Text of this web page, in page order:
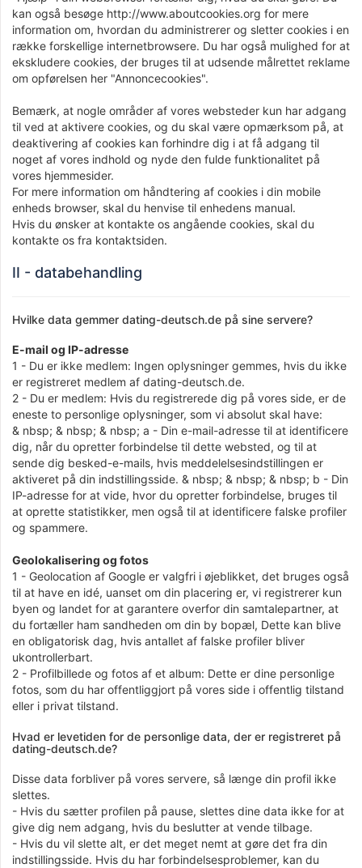
kan også besøge http://www.aboutcookies.org for mere
information om, hvordan du administrerer og sletter cookies i en
række forskellige internetbrowsere. Du har også mulighed for at
ekskludere cookies, der bruges til at udsende målrettet reklame
om opførelsen her "Annoncecookies".
Bemærk, at nogle områder af vores websteder kun har adgang
til ved at aktivere cookies, og du skal være opmærksom på, at
deaktivering af cookies kan forhindre dig i at få adgang til
noget af vores indhold og nyde den fulde funktionalitet på
vores hjemmesider.
For mere information om håndtering af cookies i din mobile
enheds browser, skal du henvise til enhedens manual.
Hvis du ønsker at kontakte os angående cookies, skal du
kontakte os fra kontaktsiden.
II - databehandling
Hvilke data gemmer dating-deutsch.de på sine servere?
E-mail og IP-adresse
1 - Du er ikke medlem: Ingen oplysninger gemmes, hvis du ikke
er registreret medlem af dating-deutsch.de.
2 - Du er medlem: Hvis du registrerede dig på vores side, er de
eneste to personlige oplysninger, som vi absolut skal have:
& nbsp; & nbsp; & nbsp; a - Din e-mail-adresse til at identificere
dig, når du opretter forbindelse til dette websted, og til at
sende dig besked-e-mails, hvis meddelelsesindstillingen er
aktiveret på din indstillingsside. & nbsp; & nbsp; & nbsp; b - Din
IP-adresse for at vide, hvor du opretter forbindelse, bruges til
at oprette statistikker, men også til at identificere falske profiler
og spammere.
Geolokalisering og fotos
1 - Geolocation af Google er valgfri i øjeblikket, det bruges også
til at have en idé, uanset om din placering er, vi registrerer kun
byen og landet for at garantere overfor din samtalepartner, at
du fortæller ham sandheden om din by bopæl, Dette kan blive
en obligatorisk dag, hvis antallet af falske profiler bliver
ukontrollerbart.
2 - Profilbillede og fotos af et album: Dette er dine personlige
fotos, som du har offentliggjort på vores side i offentlig tilstand
eller i privat tilstand.
Hvad er levetiden for de personlige data, der er registreret på
dating-deutsch.de?
Disse data forbliver på vores servere, så længe din profil ikke
slettes.
- Hvis du sætter profilen på pause, slettes dine data ikke for at
give dig nem adgang, hvis du beslutter at vende tilbage.
- Hvis du vil slette alt, er det meget nemt at gøre det fra din
indstillingsside. Hvis du har forbindelsesproblemer, kan du